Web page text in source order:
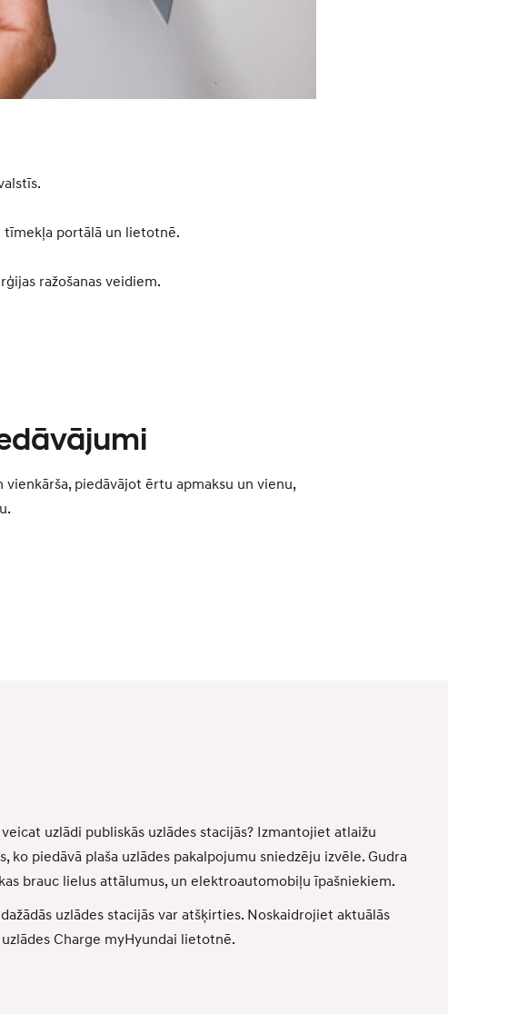
tīmekļa portālā un lietotnē.
ražošanas veidiem.
piedāvājot ērtu apmaksu un vienu,
uzlādi publiskās uzlādes stacijās? Izmantojiet atlaižu
ko piedāvā plaša uzlādes pakalpojumu sniedzēju izvēle. Gudra
brauc lielus attālumus, un elektroautomobiļu īpašniekiem.
uzlādes stacijās var atšķirties. Noskaidrojiet aktuālās
Charge myHyundai lietotnē.